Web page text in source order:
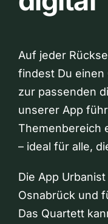
Auf jeder
findest Du einen
zur passenden
unserer App
Themenbereich
– ideal für alle,
Die App
Osnabrück und
Das Quartett